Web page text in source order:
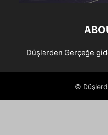
Düşlerden Gerçeğe
©